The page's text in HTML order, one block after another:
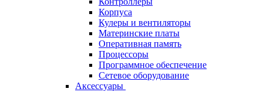
Корпуса
Кулеры и вентиляторы
Материнские платы
Оперативная память
Процессоры
Программное обеспечение
Сетевое оборудование
Аксессуары